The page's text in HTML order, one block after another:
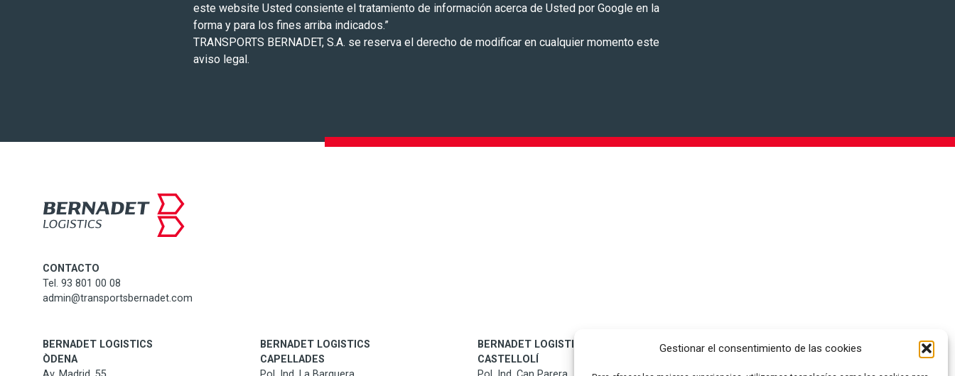
Gestionar el consentimiento de las cookies
este website Usted consiente el tratamiento de información acerca de Usted por Google en la
forma y para los fines arriba indicados.”
TRANSPORTS BERNADET, S.A. se reserva el derecho de modificar en cualquier momento este
aviso legal.
CONTACTO
Tel. 93 801 00 08
admin@transportsbernadet.com
BERNADET LOGISTICS
ÒDENA
BERNADET LOGISTICS
CAPELLADES
BERNADET LOGISTICS
CASTELLOLÍ
BERNADET LOGISTICS